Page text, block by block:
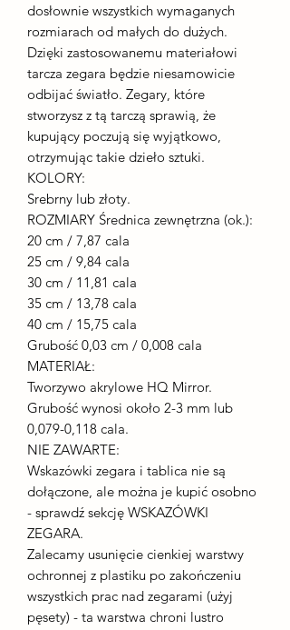
dosłownie wszystkich wymaganych
rozmiarach od małych do dużych.
Dzięki zastosowanemu materiałowi
tarcza zegara będzie niesamowicie
odbijać światło. Zegary, które
stworzysz z tą tarczą sprawią, że
kupujący poczują się wyjątkowo,
otrzymując takie dzieło sztuki.
KOLORY:
Srebrny lub złoty.
ROZMIARY Średnica zewnętrzna (ok.):
20 cm / 7,87 cala
25 cm / 9,84 cala
30 cm / 11,81 cala
35 cm / 13,78 cala
40 cm / 15,75 cala
Grubość 0,03 cm / 0,008 cala
MATERIAŁ:
Tworzywo akrylowe HQ Mirror.
Grubość wynosi około 2-3 mm lub
0,079-0,118 cala.
NIE ZAWARTE:
Wskazówki zegara i tablica nie są
dołączone, ale można je kupić osobno
- sprawdź sekcję WSKAZÓWKI
ZEGARA.
Zalecamy usunięcie cienkiej warstwy
ochronnej z plastiku po zakończeniu
wszystkich prac nad zegarami (użyj
pęsety) - ta warstwa chroni lustro